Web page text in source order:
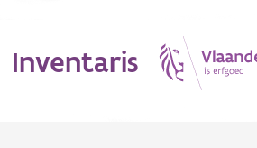
Inventaris